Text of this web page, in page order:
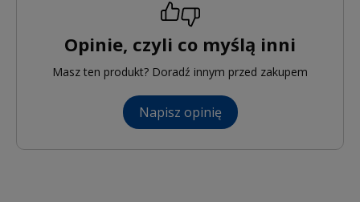
Opinie, czyli co myślą inni
Masz ten produkt? Doradź innym przed zakupem
Napisz opinię